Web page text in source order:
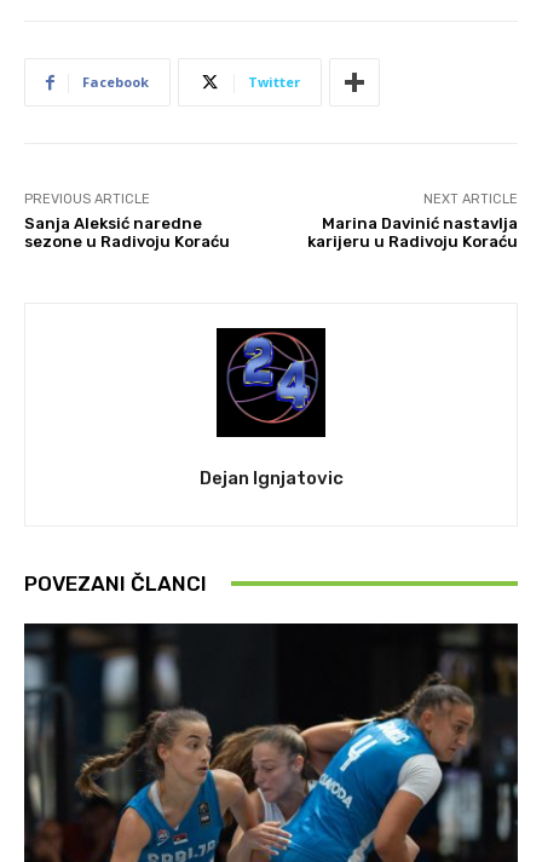
Facebook Twitter
PREVIOUS ARTICLE
Sanja Aleksić naredne
sezone u Radivoju Koraću
NEXT ARTICLE
Marina Davinić nastavlja
karijeru u Radivoju Koraću
Dejan Ignjatovic
POVEZANI ČLANCI